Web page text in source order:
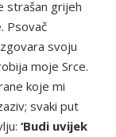
strašan grijeh
Psovač
svoju
moje Srce.
koje mi
svaki put
‘Budi uvijek